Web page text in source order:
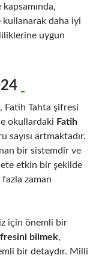
daha iyi
uygun
Fatih Tahta şifresi
okullardaki Fatih
sayısı artmaktadır.
bir sistemdir ve
etkin bir şekilde
zaman
için önemli bir
bilmek,
bir detaydır. Milli